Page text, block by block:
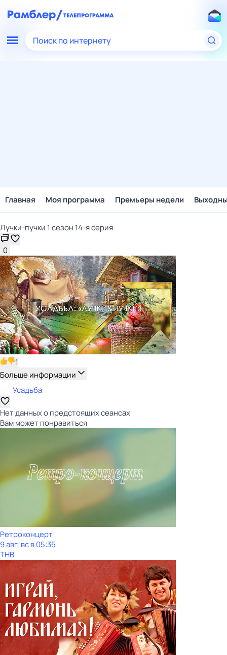
Поиск по интернету
Главная Моя программа Премьеры недели
Лучки-пучки 1 сезон 14-я серия
0
1
Больше информации
Усадьба
Нет данных о предстоящих сеансах
Вам может понравиться
Ретроконцерт
9 авг, вс в 05:35
ТНВ